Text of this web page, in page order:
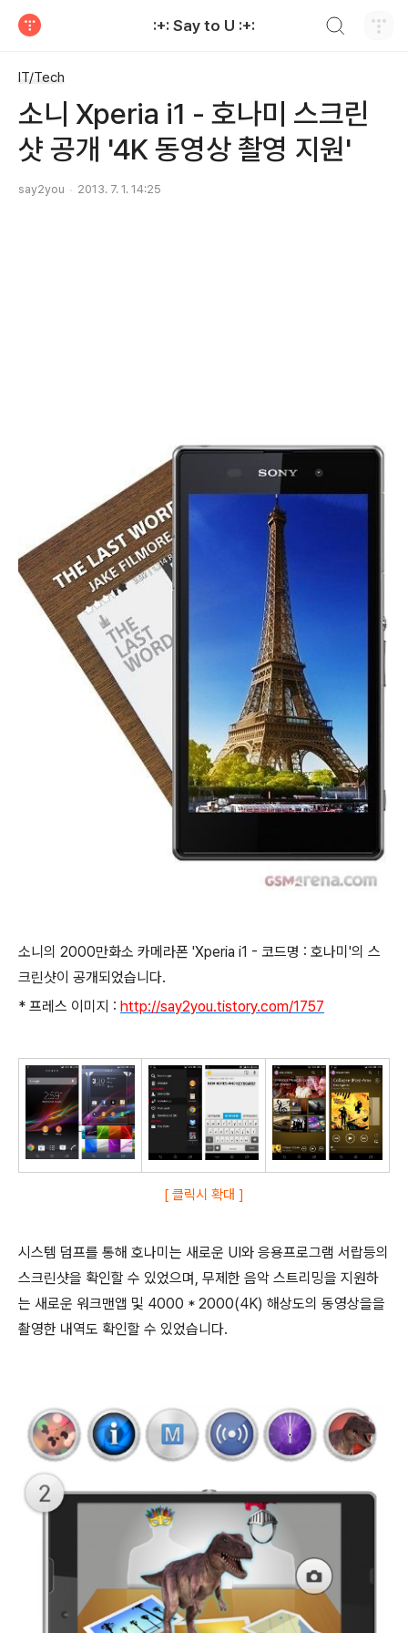
:+: Say to U :+:
IT/Tech
소니 Xperia i1 - 호나미 스크린
샷 공개 '4K 동영상 촬영 지원'
say2you 2013. 7. 1. 14:25
소니의 2000만화소 카메라폰 'Xperia i1 - 코드명 : 호나미'의 스
크린샷이 공개되었습니다.
* 프레스 이미지 : http://say2you.tistory.com/1757
[ 클릭시 확대 ]
시스템 덤프를 통해 호나미는 새로운 UI와 응용프로그램 서랍등의
스크린샷을 확인할 수 있었으며, 무제한 음악 스트리밍을 지원하
는 새로운 워크맨앱 및 4000 * 2000(4K) 해상도의 동영상을을
촬영한 내역도 확인할 수 있었습니다.